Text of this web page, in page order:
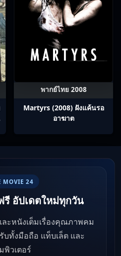
พากย์ไทย 2008
Martyrs (2008) ฝังแค้นรอ
อาฆาต
MOVIE 24
อัปเดตใหม่ทุกวัน
ะหนังเต็มเรื่องคุณภาพคม
บทั้งมือถือ แท็บเล็ต และ
พิวเตอร์